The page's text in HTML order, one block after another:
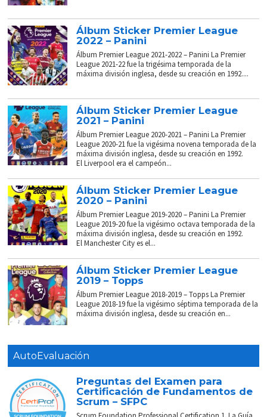
Álbum Sticker Premier League
2022 – Panini
Álbum Premier League 2021-2022 – Panini La Premier
League 2021-22 fue la trigésima temporada de la
máxima división inglesa, desde su creación en 1992....
Álbum Sticker Premier League
2021 – Panini
Álbum Premier League 2020-2021 – Panini La Premier
League 2020-21 fue la vigésima novena temporada de la
máxima división inglesa, desde su creación en 1992.
El Liverpool era el campeón...
Álbum Sticker Premier League
2020 – Panini
Álbum Premier League 2019-2020 – Panini La Premier
League 2019-20 fue la vigésimo octava temporada de la
máxima división inglesa, desde su creación en 1992.
El Manchester City es el...
Álbum Sticker Premier League
2019 – Topps
Álbum Premier League 2018-2019 – Topps La Premier
League 2018-19 fue la vigésimo séptima temporada de la
máxima división inglesa, desde su creación en...
AutoEvaluación
Preguntas del Examen para
Certificación de Fundamentos de
Scrum – SFPC